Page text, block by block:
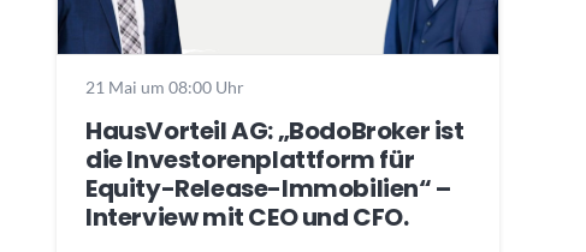
21 Mai um 08:00 Uhr
HausVorteil AG: „BodoBroker ist
die Investorenplattform für
Equity-Release-Immobilien“ –
Interview mit CEO und CFO.